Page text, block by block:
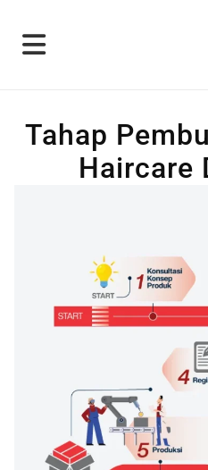
Tahap
Haircare